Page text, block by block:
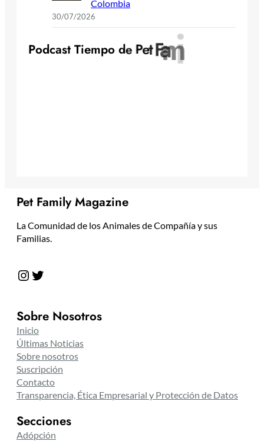
Colombia
30/07/2026
Podcast Tiempo de PetFamil
Pet Family Magazine
La Comunidad de los Animales de Compañía y sus
Familias.
Instagram Twitter
Sobre Nosotros
Inicio
Últimas Noticias
Sobre nosotros
Suscripción
Contacto
Transparencia, Ética Empresarial y Protección de Datos
Secciones
Adópción